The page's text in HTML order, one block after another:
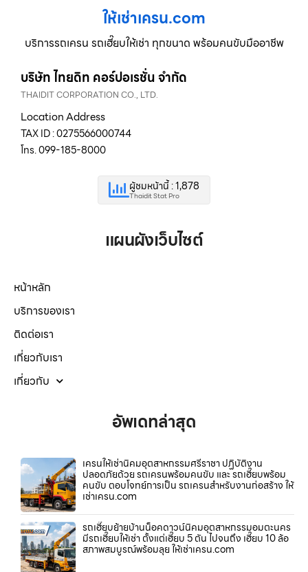
ให้เช่าเครน.com
บริการรถเครน รถเฮี๊ยบให้เช่า ทุกขนาด พร้อมคนขับมืออาชีพ
บริษัท ไทยดิท คอร์ปอเรชั่น จำกัด
THAIDIT CORPORATION CO., LTD.
Location Address
TAX ID : 0275566000744
โทร. 099-185-8000
ผู้ชมหน้านี้ : 1,878
Thaidit Stat Pro
แผนผังเว็บไซต์
หน้าหลัก
บริการของเรา
ติดต่อเรา
เกี่ยวกับเรา
เกี่ยวกับ
อัพเดทล่าสุด
เครนให้เช่านิคมอุตสาหกรรมศรีราชา ปฏิบัติงาน
ปลอดภัยด้วย รถเครนพร้อมคนขับ และ รถเฮี๊ยบพร้อม
คนขับ ตอบโจทย์การเป็น รถเครนสำหรับงานก่อสร้าง ให้
เช่าเครน.com
รถเฮี๊ยบย้ายบ้านน็อคดาวน์นิคมอุตสาหกรรมอมตะนคร
มีรถเฮี๊ยบให้เช่า ตั้งแต่เฮี๊ยบ 5 ตัน ไปจนถึง เฮี๊ยบ 10 ล้อ
สภาพสมบูรณ์พร้อมลุย ให้เช่าเครน.com